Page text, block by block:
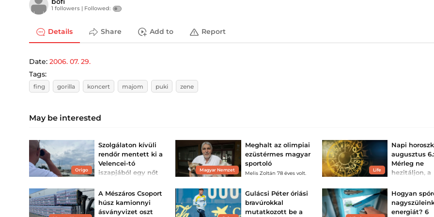
1 followers | Followed:
Details Share Add to Report
Date: 2006. 07. 29.
Tags:
fing gorilla koncert majom puki zene
May be interested
Origo
Szolgálaton kívüli
rendőr mentett ki a
Velencei-tó
iszapjából egy nőt
tónál.
Magyar Nemzet
Meghalt az olimpiai
ezüstérmes magyar
sportoló
Melis Zoltán 78 éves volt.
Life
Napi
augusztus
Mérleg ne
hezitáljon, a
van
A napi horoszkóp
tanít, hogy az
A Mészáros Csoport
húsz kamionnyi
ásványvizet oszt
Gulácsi Péter óriási
bravúrokkal
mutatkozott be a
Hogyan
energiát? 6